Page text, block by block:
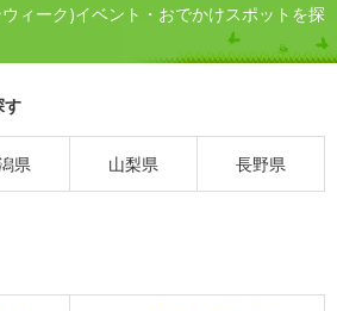
ィーク)イベント・おでかけスポットを探
す
県 山梨県 長野県